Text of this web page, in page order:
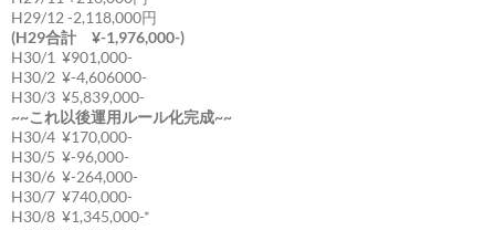
H29/12 -2,118,000円
(H29合計 ¥-1,976,000-)
H30/1 ¥901,000-
H30/2 ¥-4,606000-
H30/3 ¥5,839,000-
~~これ以後運用ルール化完成~~
H30/4 ¥170,000-
H30/5 ¥-96,000-
H30/6 ¥-264,000-
H30/7 ¥740,000-
H30/8 ¥1,345,000-*